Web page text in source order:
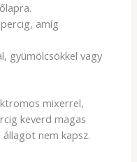
amíg
gyümölcsökkel vagy
mixerrel,
keverd magas
nem kapsz.